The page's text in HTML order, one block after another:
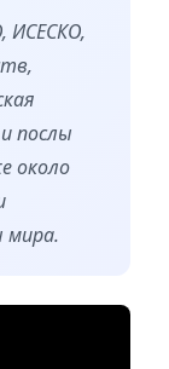
ИСЕСКО,
послы
около
мира.